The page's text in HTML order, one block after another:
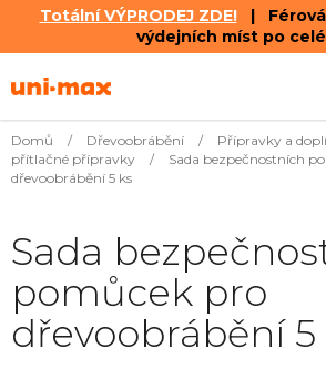
Totální VÝPRODEJ ZDE!| Férová
výdejních míst po celé
na
Domů / Dřevoobrábění / Přípravky a
přítlačné přípravky
/
Sada bezpečnostních
dřevoobrábění 5 ks
Sada
pomůcek pro
dřevoobrábění 5